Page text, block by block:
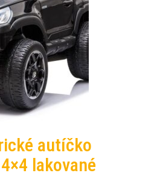
autíčko
lakované